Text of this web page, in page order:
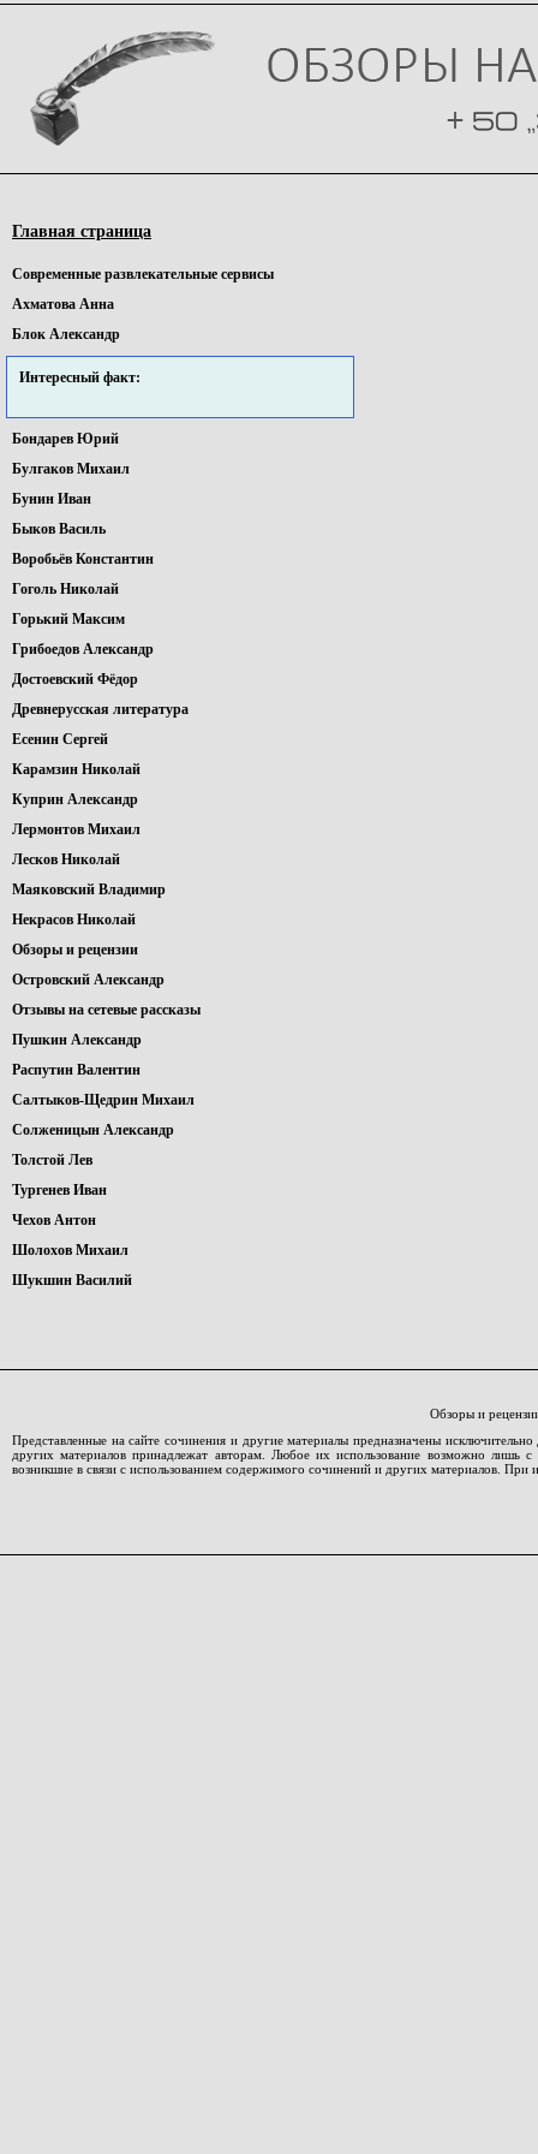
Главная страница
Cовременные pазвлекательные сервисы
Ахматова Анна
Блок Александр
Интересный факт:
Бондарев Юрий
Булгаков Михаил
Бунин Иван
Быков Василь
Воробьёв Константин
Гоголь Николай
Горький Максим
Грибоедов Александр
Достоевский Фёдор
Древнерусская литература
Есенин Сергей
Карамзин Николай
Куприн Александр
Лермонтов Михаил
Лесков Николай
Маяковский Владимир
Некрасов Николай
Обзоры и рецензии
Островский Александр
Отзывы на сетевые рассказы
Пушкин Александр
Распутин Валентин
Салтыков-Щедрин Михаил
Солженицын Александр
Толстой Лев
Тургенев Иван
Чехов Антон
Шолохов Михаил
Шукшин Василий
Обзоры и
Представленные на сайте сочинения и другие материалы предназначены
других материалов принадлежат авторам. Любое их использование возможно лишь с
возникшие в связи с использованием содержимого сочинений и других материалов.